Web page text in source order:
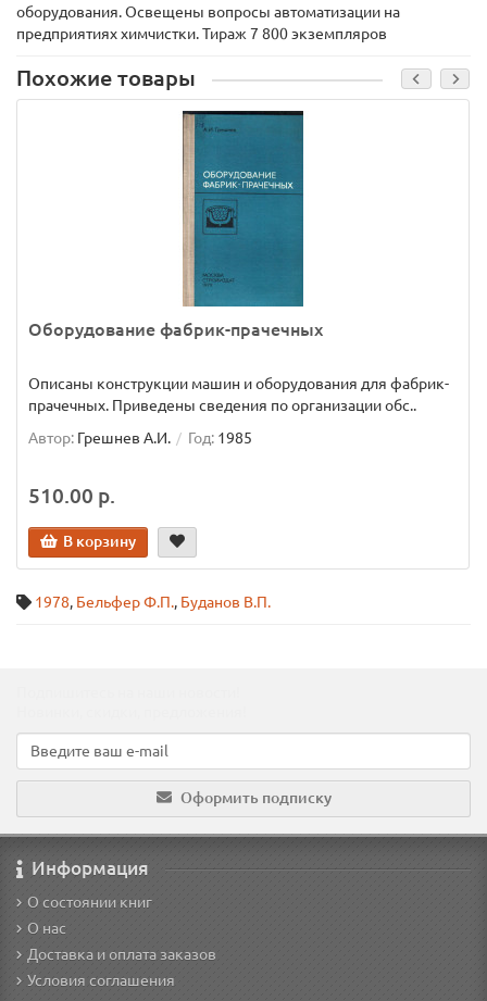
оборудования. Освещены вопросы автоматизации на
предприятиях химчистки. Тираж 7 800 экземпляров
Похожие товары
Оборудование фабрик-прачечных
Описаны конструкции машин и оборудования для фабрик-
прачечных. Приведены сведения по организации обс..
Автор: Грешнев А.И. Год: 1985
510.00 р.
В корзину
1978, Бельфер Ф.П., Буданов В.П.
Оформить подписку
Информация
О состоянии книг
О нас
Доставка и оплата заказов
Условия соглашения